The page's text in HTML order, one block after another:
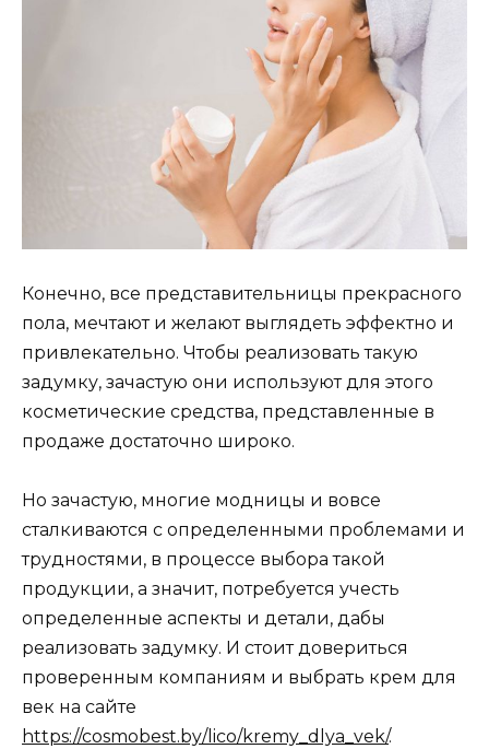
Конечно, все представительницы прекрасного
пола, мечтают и желают выглядеть эффектно и
привлекательно. Чтобы реализовать такую
задумку, зачастую они используют для этого
косметические средства, представленные в
продаже достаточно широко.
Но зачастую, многие модницы и вовсе
сталкиваются с определенными проблемами и
трудностями, в процессе выбора такой
продукции, а значит, потребуется учесть
определенные аспекты и детали, дабы
реализовать задумку. И стоит довериться
проверенным компаниям и выбрать крем для
век на сайте
https://cosmobest.by/lico/kremy_dlya_vek/.